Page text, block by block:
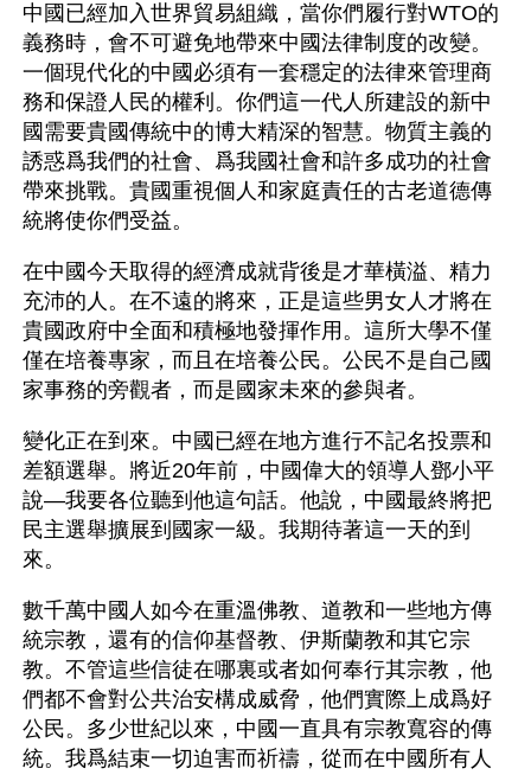
中國已經加入世界貿易組織，當你們履行對WTO的
義務時，會不可避免地帶來中國法律制度的改變。
一個現代化的中國必須有一套穩定的法律來管理商
務和保證人民的權利。你們這一代人所建設的新中
國需要貴國傳統中的博大精深的智慧。物質主義的
誘惑爲我們的社會、爲我國社會和許多成功的社會
帶來挑戰。貴國重視個人和家庭責任的古老道德傳
統將使你們受益。
在中國今天取得的經濟成就背後是才華橫溢、精力
充沛的人。在不遠的將來，正是這些男女人才將在
貴國政府中全面和積極地發揮作用。這所大學不僅
僅在培養專家，而且在培養公民。公民不是自己國
家事務的旁觀者，而是國家未來的參與者。
變化正在到來。中國已經在地方進行不記名投票和
差額選舉。將近20年前，中國偉大的領導人鄧小平
說—我要各位聽到他這句話。他說，中國最終將把
民主選舉擴展到國家一級。我期待著這一天的到
來。
數千萬中國人如今在重溫佛教、道教和一些地方傳
統宗教，還有的信仰基督教、伊斯蘭教和其它宗
教。不管這些信徒在哪裏或者如何奉行其宗教，他
們都不會對公共治安構成威脅，他們實際上成爲好
公民。多少世紀以來，中國一直具有宗教寬容的傳
統。我爲結束一切迫害而祈禱，從而在中國所有人